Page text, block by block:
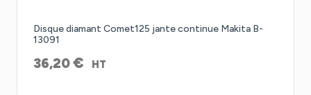
Disque diamant Comet125 jante continue Makita B-
13091
36,20€ HT